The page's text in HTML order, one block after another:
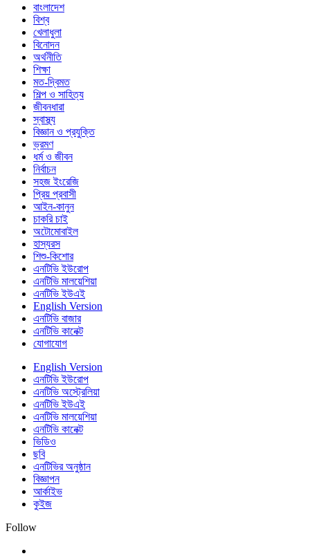
বাংলাদেশ
বিশ্ব
খেলাধুলা
বিনোদন
অর্থনীতি
শিক্ষা
মত-দ্বিমত
শিল্প ও সাহিত্য
জীবনধারা
স্বাস্থ্য
বিজ্ঞান ও প্রযুক্তি
ভ্রমণ
ধর্ম ও জীবন
নির্বাচন
সহজ ইংরেজি
প্রিয় প্রবাসী
আইন-কানুন
চাকরি চাই
অটোমোবাইল
হাস্যরস
শিশু-কিশোর
এনটিভি ইউরোপ
এনটিভি মালয়েশিয়া
এনটিভি ইউএই
English Version
এনটিভি বাজার
এনটিভি কানেক্ট
যোগাযোগ
English Version
এনটিভি ইউরোপ
এনটিভি অস্ট্রেলিয়া
এনটিভি ইউএই
এনটিভি মালয়েশিয়া
এনটিভি কানেক্ট
ভিডিও
ছবি
এনটিভির অনুষ্ঠান
বিজ্ঞাপন
আর্কাইভ
কুইজ
Follow